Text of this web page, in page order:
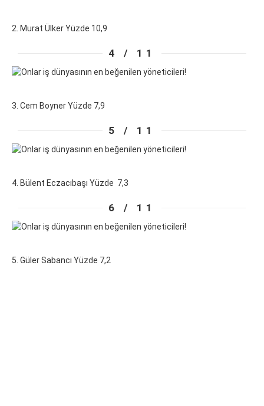
2. Murat Ülker Yüzde 10,9
4 / 11
3. Cem Boyner Yüzde 7,9
5 / 11
4. Bülent Eczacıbaşı Yüzde 7,3
6 / 11
5. Güler Sabancı Yüzde 7,2